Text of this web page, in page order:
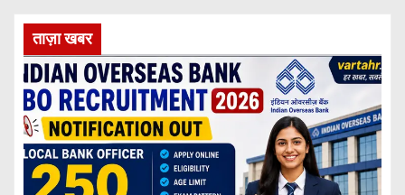
ताज़ा खबर